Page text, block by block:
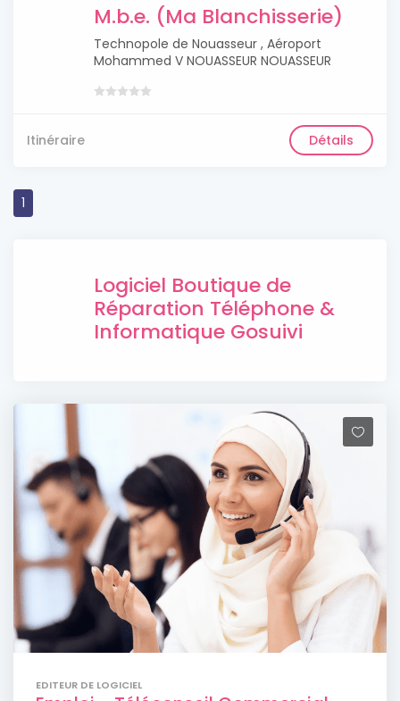
M.b.e. (Ma Blanchisserie)
Technopole de Nouasseur , Aéroport
Mohammed V NOUASSEUR NOUASSEUR
Itinéraire Détails
1
Logiciel Boutique de
Réparation Téléphone &
Informatique Gosuivi
EDITEUR DE LOGICIEL